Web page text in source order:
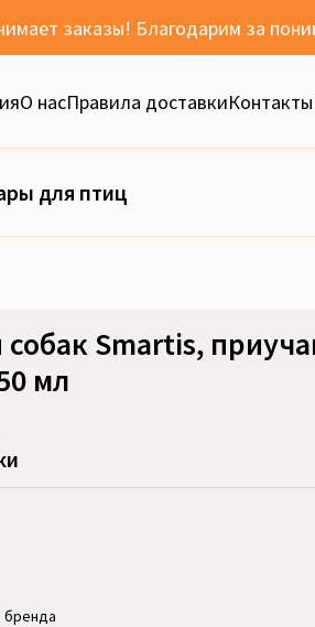
заказы! Благодарим за
О насПравила доставкиКонтакты
для птиц
собак Smartis,
мл
бренда